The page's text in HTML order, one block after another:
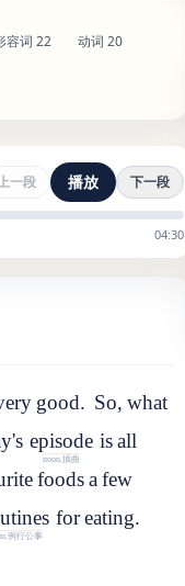
容词 22 动词 20
一段 播放 下一段
04:30
good. So, what
's episode
noun.插曲
isall
foodsafew
例行公事
foreating.